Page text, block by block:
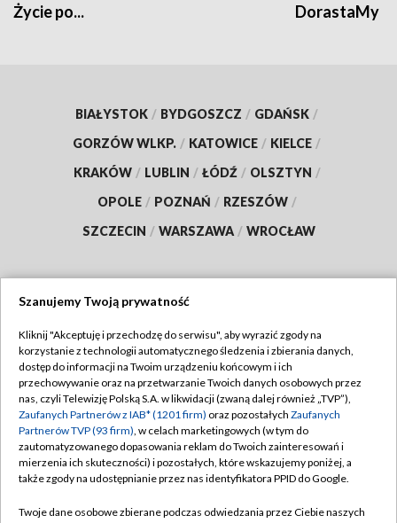
Życie po... DorastaMy
BIAŁYSTOK / BYDGOSZCZ / GDAŃSK /
GORZÓW WLKP. / KATOWICE / KIELCE /
KRAKÓW / LUBLIN / ŁÓDŹ / OLSZTYN /
OPOLE / POZNAŃ / RZESZÓW /
SZCZECIN / WARSZAWA / WROCŁAW
TVP
Abonament TVP
Emisja w TVP
Centrum informacji TVP
Naziemna Telewizja Cyfrowa
Regulamin TVP
Polityka prywatności
Moje zgody
Pomoc
Szanujemy Twoją prywatność
Kliknij "Akceptuję i przechodzę do serwisu", aby wyrazić zgody na
korzystanie z technologii automatycznego śledzenia i zbierania danych,
dostęp do informacji na Twoim urządzeniu końcowym i ich
przechowywanie oraz na przetwarzanie Twoich danych osobowych przez
nas, czyli Telewizję Polską S.A. w likwidacji (zwaną dalej również „TVP”),
Zaufanych Partnerów z IAB* (1201 firm) oraz pozostałych Zaufanych
Partnerów TVP (93 firm), w celach marketingowych (w tym do
zautomatyzowanego dopasowania reklam do Twoich zainteresowań i
mierzenia ich skuteczności) i pozostałych, które wskazujemy poniżej, a
także zgody na udostępnianie przez nas identyfikatora PPID do Google.
Twoje dane osobowe zbierane podczas odwiedzania przez Ciebie naszych